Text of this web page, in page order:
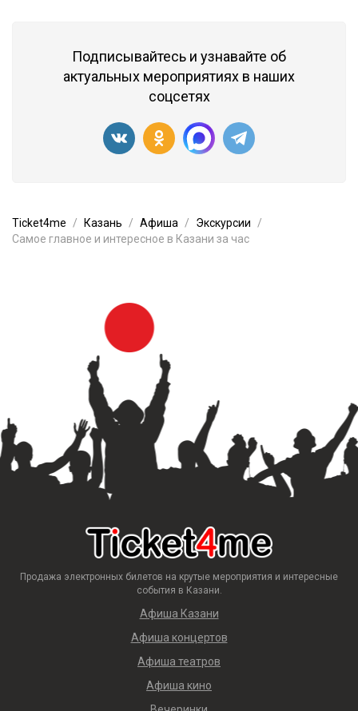
Подписывайтесь и узнавайте об
актуальных мероприятиях в наших
соцсетях
Ticket4me Казань Афиша
Экскурсии
Самое главное и интересное в Казани за час
Продажа электронных билетов на крутые мероприятия и интересные
события в Казани.
Афиша Казани
Афиша концертов
Афиша театров
Афиша кино